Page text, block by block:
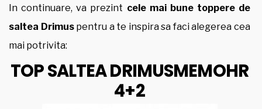
In continuare, va prezint cele mai bune toppere de
saltea Drimus pentru a te inspira sa faci alegerea cea
mai potrivita:
TOP SALTEA DRIMUSMEMOHR
4+2